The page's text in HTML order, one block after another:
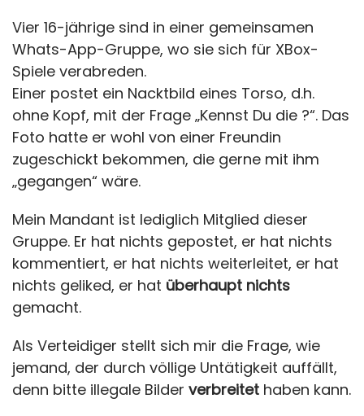
Vier 16-jährige sind in einer gemeinsamen
Whats-App-Gruppe, wo sie sich für XBox-
Spiele verabreden.
Einer postet ein Nacktbild eines Torso, d.h.
ohne Kopf, mit der Frage „Kennst Du die ?“. Das
Foto hatte er wohl von einer Freundin
zugeschickt bekommen, die gerne mit ihm
„gegangen“ wäre.
Mein Mandant ist lediglich Mitglied dieser
Gruppe. Er hat nichts gepostet, er hat nichts
kommentiert, er hat nichts weiterleitet, er hat
nichts geliked, er hat überhaupt nichts
gemacht.
Als Verteidiger stellt sich mir die Frage, wie
jemand, der durch völlige Untätigkeit auffällt,
denn bitte illegale Bilder verbreitet haben kann.